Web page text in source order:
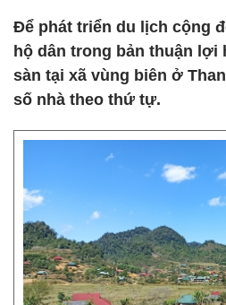
Để phát triển du lịch cộng
hộ dân trong bản thuận
sàn tại xã vùng biên ở
số nhà theo thứ tự.